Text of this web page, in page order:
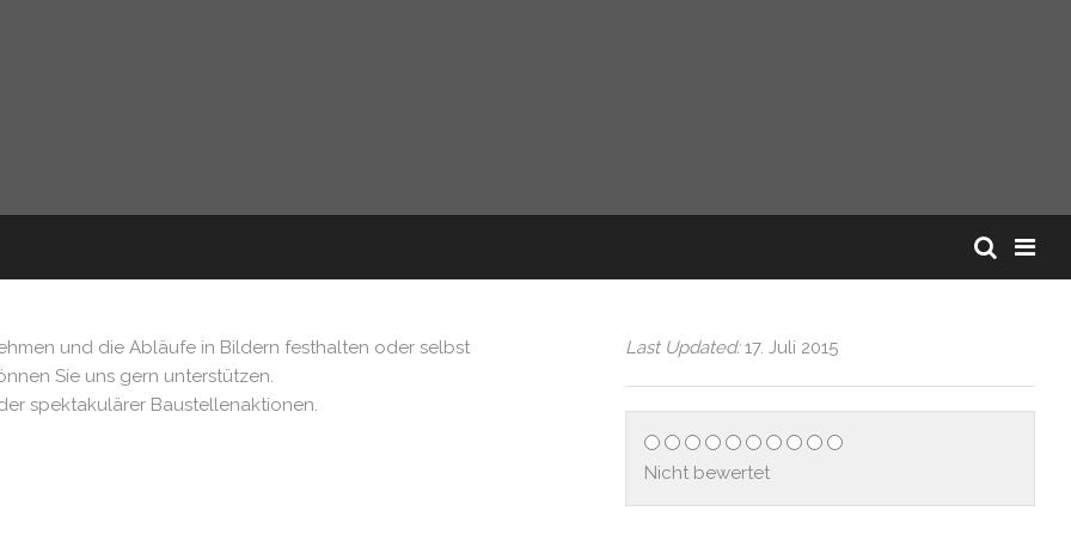
und die Abläufe in Bildern festhalten oder selbst
Sie uns gern unterstützen.
spektakulärer Baustellenaktionen.
Last Updated:17. Juli 2015
Nicht bewertet